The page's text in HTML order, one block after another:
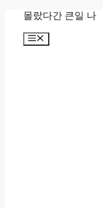
몰랐다간 큰일 나
메